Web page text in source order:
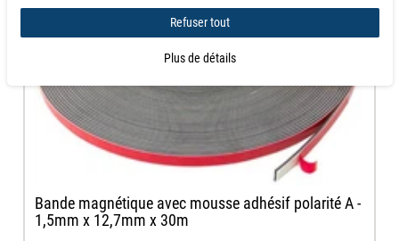
Bande magnétique avec mousse adhésif polarité A -
1,5mm x 12,7mm x 30m
Refuser tout
Plus de détails